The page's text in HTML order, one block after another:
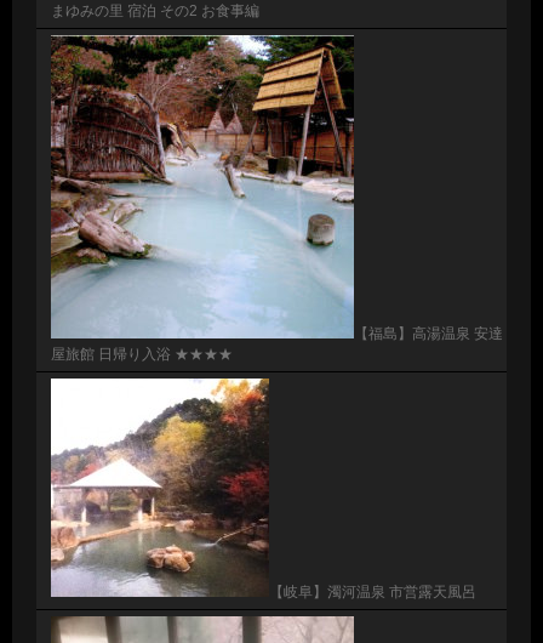
まゆみの里 宿泊 その2 お食事編
【福島】高湯温泉 安達
屋旅館 日帰り入浴 ★★★★
【岐阜】濁河温泉 市営露天風呂